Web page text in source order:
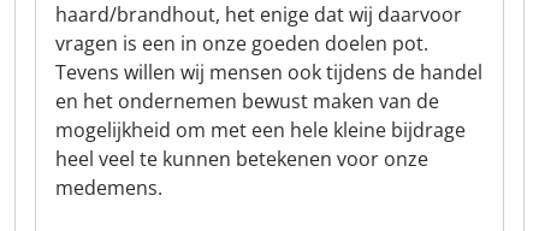
haard/brandhout, het enige dat wij daarvoor
vragen is een in onze goeden doelen pot.
Tevens willen wij mensen ook tijdens de handel
en het ondernemen bewust maken van de
mogelijkheid om met een hele kleine bijdrage
heel veel te kunnen betekenen voor onze
medemens.